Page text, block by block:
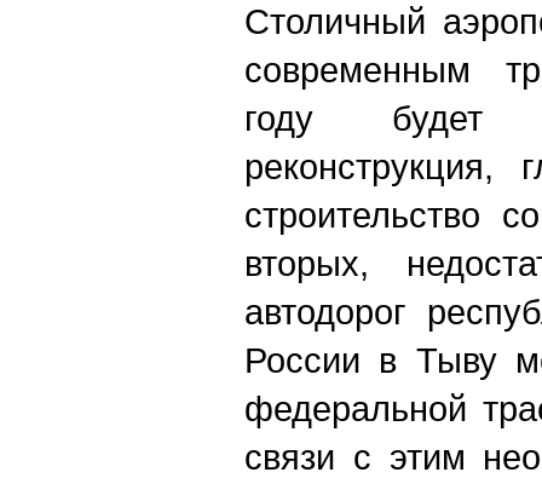
Столичный
современным
году будет
реконструкция,
строительство
вторых,
автодорог
России в Тыву
федеральной
связи с этим